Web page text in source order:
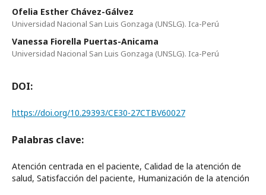
Ofelia Esther Chávez-Gálvez
Universidad Nacional San Luis Gonzaga (UNSLG). Ica-Perú
Vanessa Fiorella Puertas-Anicama
Universidad Nacional San Luis Gonzaga (UNSLG). Ica-Perú
DOI:
https://doi.org/10.29393/CE30-27CTBV60027
Palabras clave:
Atención centrada en el paciente, Calidad de la atención de
salud, Satisfacción del paciente, Humanización de la atención